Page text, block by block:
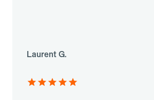
Laurent G.